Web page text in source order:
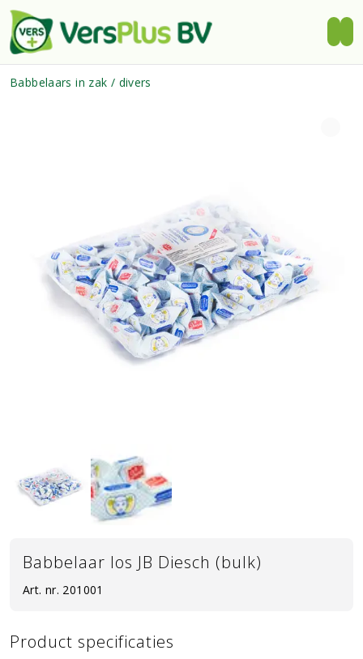
Babbelaars in zak / divers
Babbelaar los JB Diesch (bulk)
Art. nr. 201001
Product specificaties